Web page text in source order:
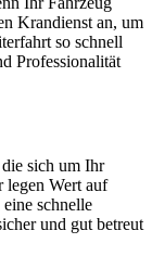
Krandienst an, um
so schnell
Professionalität
die sich um Ihr
legen Wert auf
schnelle
und gut betreut